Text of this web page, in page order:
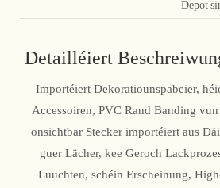
Depot
Detailléiert
Importéiert Dekoratiounspabeier,
Accessoiren, PVC Rand Banding
onsichtbar Stecker importéiert aus
guer Lächer, kee Geroch
Luuchten, schéin Erscheinung,